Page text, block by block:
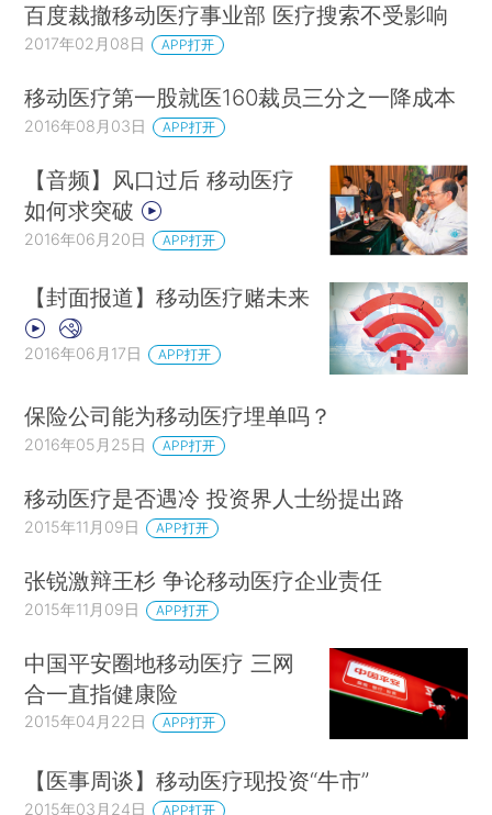
百度裁撤移动医疗事业部 医疗搜索不受影响
2017年02月08日 APP打开
移动医疗第一股就医160裁员三分之一降成本
2016年08月03日 APP打开
【音频】风口过后 移动医疗
如何求突破
2016年06月20日 APP打开
【封面报道】移动医疗赌未来
2016年06月17日 APP打开
保险公司能为移动医疗埋单吗？
2016年05月25日 APP打开
移动医疗是否遇冷 投资界人士纷提出路
2015年11月09日 APP打开
张锐激辩王杉 争论移动医疗企业责任
2015年11月09日 APP打开
中国平安圈地移动医疗 三网
合一直指健康险
2015年04月22日 APP打开
【医事周谈】移动医疗现投资“牛市”
2015年03月24日 APP打开